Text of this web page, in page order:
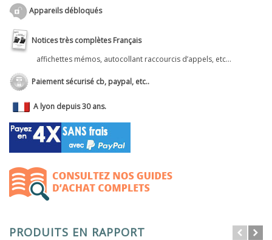
Appareils débloqués
Notices très complètes Français
affichettes mémos, autocollant raccourcis d’appels, etc...
Paiement sécurisé cb, paypal, etc..
A lyon depuis 30 ans.
PRODUITS EN RAPPORT